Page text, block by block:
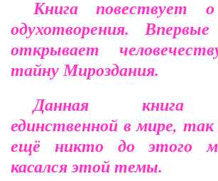
Книга повествует о
одухотворения. Впервые
открывает
тайну Мироздания.
Данная книга
единственной в мире, так
ещё никто до этого
касался этой темы.